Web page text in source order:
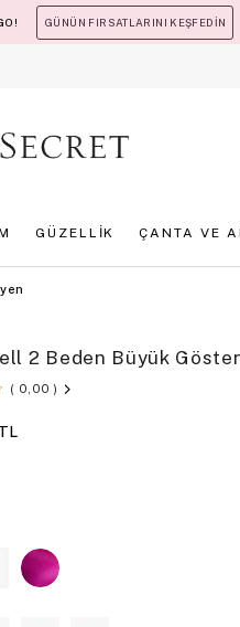
GÜNÜN FIRSATLARINI KEŞFEDİN
GÜZELLİK ÇANTA VE
2 Beden Büyük
0,00